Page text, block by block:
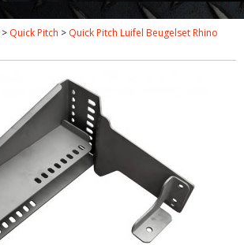
> Quick Pitch > Quick Pitch Luifel Beugelset Rhino